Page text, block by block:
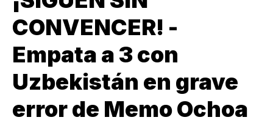
CONVENCER! -
Empata a 3 con
Uzbekistán en grave
error de Memo Ochoa